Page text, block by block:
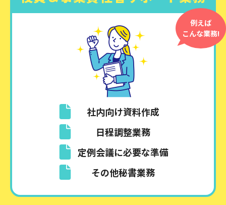
社内向け資料作成
日程調整業務
定例会議に必要な準備
その他秘書業務
例えば
こんな業務!